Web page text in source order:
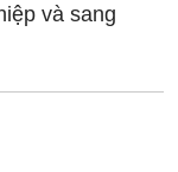
và sang